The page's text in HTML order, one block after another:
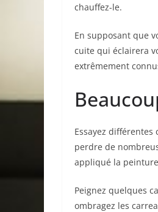
chauffez-le.
En supposant que
cuite qui éclairera
extrêmement
Essayez
perdre de
appliqué la
Peignez quelques
ombragez les